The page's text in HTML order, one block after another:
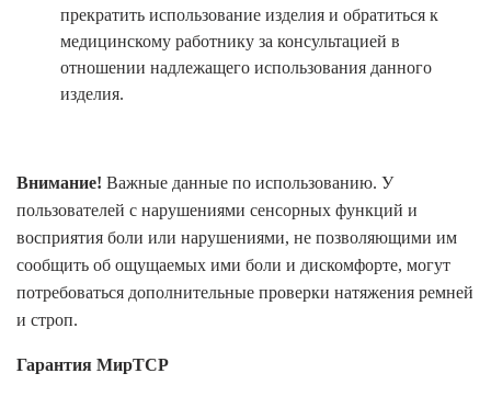
прекратить использование изделия и обратиться к
медицинскому работнику за консультацией в
отношении надлежащего использования данного
изделия.
Внимание! Важные данные по использованию. У
пользователей с нарушениями сенсорных функций и
восприятия боли или нарушениями, не позволяющими им
сообщить об ощущаемых ими боли и дискомфорте, могут
потребоваться дополнительные проверки натяжения ремней
и строп.
Гарантия МирТСР